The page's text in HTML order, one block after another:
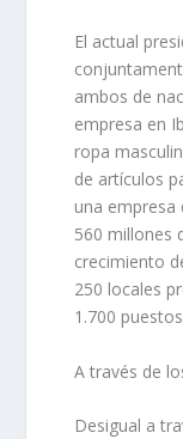
El actual
ambos de
empresa en
ropa
de artículos
una
560 millones
crecimiento
250 locales
1.700
A través de
Desigual a